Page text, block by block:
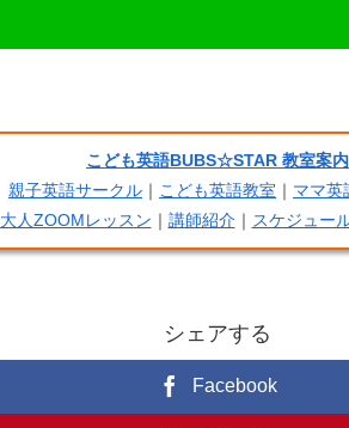
こども英語BUBS☆STAR 教室案内
親子英語サークル ｜ こども英語教室 ｜ ママ英
大人ZOOMレッスン ｜ 講師紹介｜ スケジュー
シェアする
Facebook